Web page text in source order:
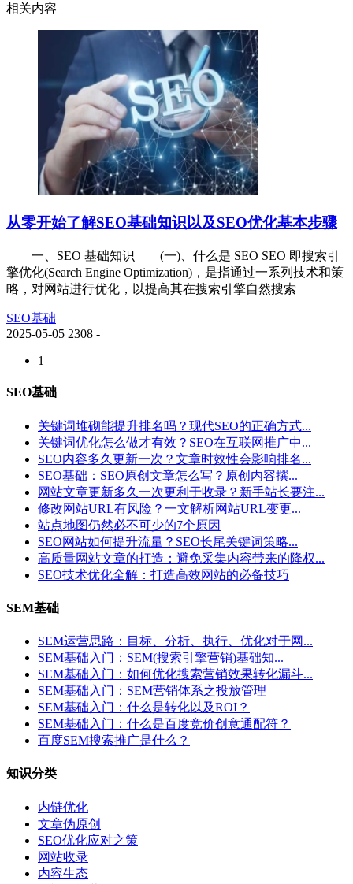
相关内容
从零开始了解SEO基础知识以及SEO优化基本步骤
一、SEO 基础知识 (一)、什么是 SEO SEO 即搜索引
擎优化(Search Engine Optimization)，是指通过一系列技术和策
略，对网站进行优化，以提高其在搜索引擎自然搜索
SEO基础
2025-05-05 2308 -
1
SEO基础
关键词堆砌能提升排名吗？现代SEO的正确方式...
关键词优化怎么做才有效？SEO在互联网推广中...
SEO内容多久更新一次？文章时效性会影响排名...
SEO基础：SEO原创文章怎么写？原创内容撰...
网站文章更新多久一次更利于收录？新手站长要注...
修改网站URL有风险？一文解析网站URL变更...
站点地图仍然必不可少的7个原因
SEO网站如何提升流量？SEO长尾关键词策略...
高质量网站文章的打造：避免采集内容带来的降权...
SEO技术优化全解：打造高效网站的必备技巧
SEM基础
SEM运营思路：目标、分析、执行、优化对于网...
SEM基础入门：SEM(搜索引擎营销)基础知...
SEM基础入门：如何优化搜索营销效果转化漏斗...
SEM基础入门：SEM营销体系之投放管理
SEM基础入门：什么是转化以及ROI？
SEM基础入门：什么是百度竞价创意通配符？
百度SEM搜索推广是什么？
知识分类
内链优化
文章伪原创
SEO优化应对之策
网站收录
内容生态